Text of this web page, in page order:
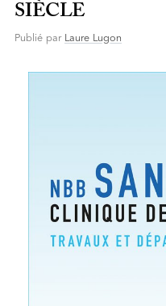
SIÈCLE
Publié par Laure Lugon